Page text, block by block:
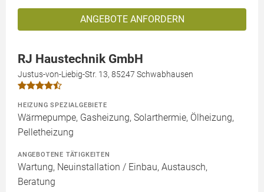
ANGEBOTE ANFORDERN
RJ Haustechnik GmbH
Justus-von-Liebig-Str. 13, 85247 Schwabhausen
HEIZUNG SPEZIALGEBIETE
Wärmepumpe, Gasheizung, Solarthermie, Ölheizung,
Pelletheizung
ANGEBOTENE TÄTIGKEITEN
Wartung, Neuinstallation / Einbau, Austausch,
Beratung